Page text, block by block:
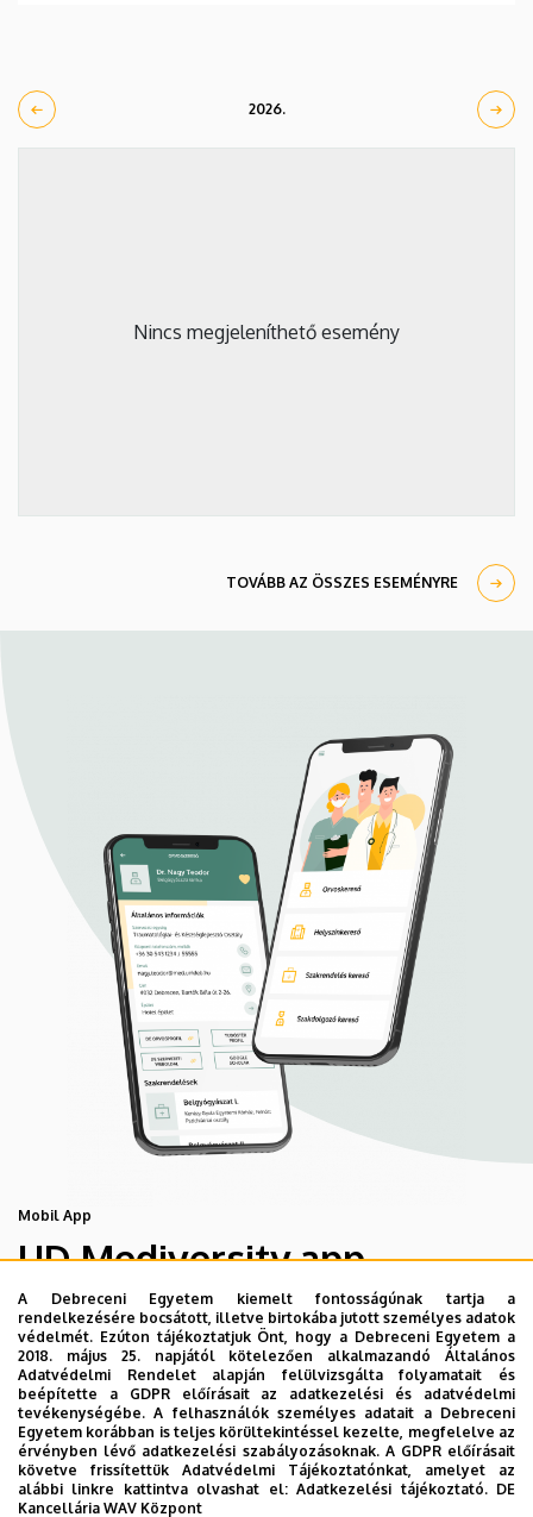
2026.
Nincs megjeleníthető esemény
TOVÁBB AZ ÖSSZES ESEMÉNYRE
Mobil App
UD Mediversity app
Az UD Mediversity mobilalkalmazás a Debreceni Egyetem
előremutató fejlesztése, melynek célja, hogy a betegek
és a hozzátartozók egyszerűen, gyorsan
eligazodhassanak a Klinikai Központ szolgáltatásai
között, mert az Ön egészsége a mi prioritásunk. A
Debreceni Egyetem egészségügyi ellátáskereső
alkalmazása lehetővé teszi felhasználói számára az
A Debreceni Egyetem kiemelt fontosságúnak tartja a
rendelkezésére bocsátott, illetve birtokába jutott személyes adatok
védelmét. Ezúton tájékoztatjuk Önt, hogy a Debreceni Egyetem a
2018. május 25. napjától kötelezően alkalmazandó Általános
Adatvédelmi Rendelet alapján felülvizsgálta folyamatait és
beépítette a GDPR előírásait az adatkezelési és adatvédelmi
tevékenységébe. A felhasználók személyes adatait a Debreceni
Egyetem korábban is teljes körültekintéssel kezelte, megfelelve az
érvényben lévő adatkezelési szabályozásoknak. A GDPR előírásait
követve frissítettük Adatvédelmi Tájékoztatónkat, amelyet az
alábbi linkre kattintva olvashat el:Adatkezelési tájékoztató. DE
Kancellária WAV Központ